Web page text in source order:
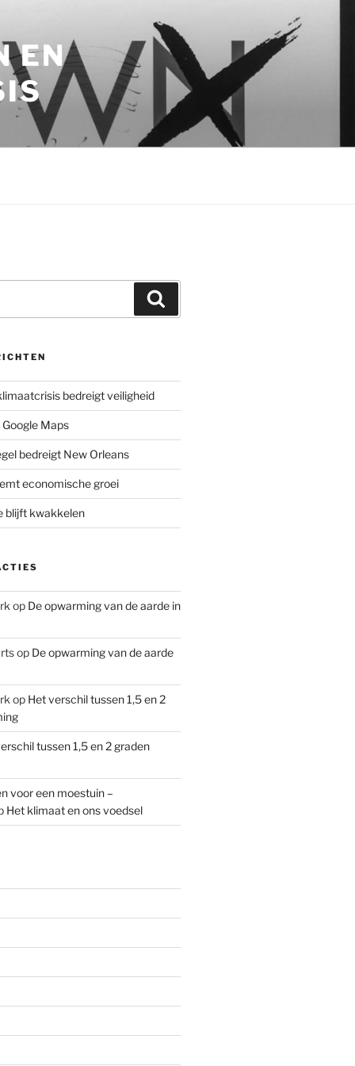
EN
bedreigt veiligheid
Maps
bedreigt New Orleans
economische groei
blijft kwakkelen
op De opwarming van de aarde in
op De opwarming van de aarde
op Het verschil tussen 1,5 en 2
tussen 1,5 en 2 graden
voor een moestuin –
Het klimaat en ons voedsel